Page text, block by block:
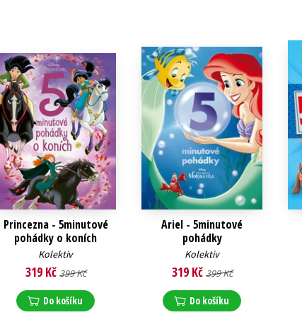
Princezna - 5minutové
pohádky o koních
Kolektiv
319 Kč 399 Kč
Do košíku
Ariel - 5minutové
pohádky
Kolektiv
319 Kč 399 Kč
Do košíku